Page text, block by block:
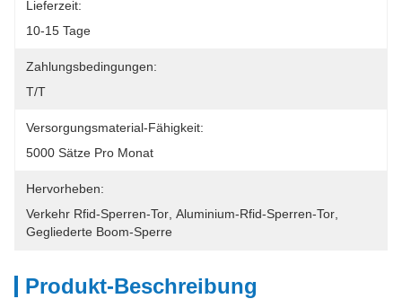
Lieferzeit:
10-15 Tage
Zahlungsbedingungen:
T/T
Versorgungsmaterial-Fähigkeit:
5000 Sätze Pro Monat
Hervorheben:
Verkehr Rfid-Sperren-Tor Aluminium-Rfid-Sperren-Tor
Gegliederte Boom-Sperre
Produkt-Beschreibung